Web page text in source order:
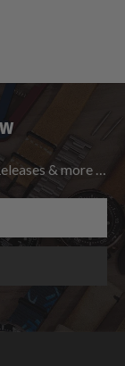
& more …